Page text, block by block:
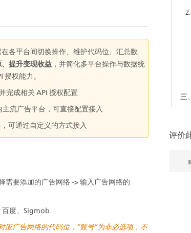
各平台间切换操作、维护代码位、汇总数
提升变现收益 ，并简化多平台操作与数据统
权能力。
完成相关 API 授权配置
流广告平台，可直接配置接入
可通过自定义的方式接入
需要添加的广告网络 -> 输入广告网络的
百度、Sigmob
广告网络的代码位，“账号”为非必选项，不
三
评价